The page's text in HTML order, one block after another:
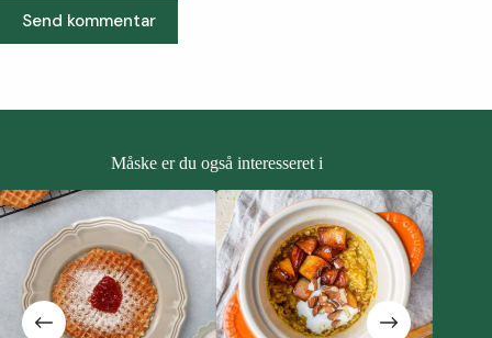
Send kommentar
Måske er du også interesseret i